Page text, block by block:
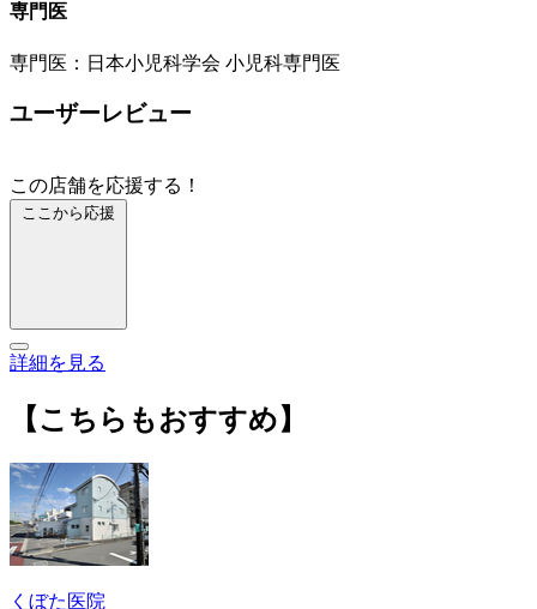
専門医
専門医：日本小児科学会 小児科専門医
ユーザーレビュー
この店舗を応援する！
ここから応援
詳細を見る
【こちらもおすすめ】
くぼた医院